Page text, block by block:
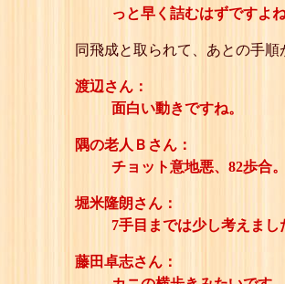
っと早く詰むはずですよね
同飛成と取られて、あとの手
渡辺さん：
面白い動きですね。
隅の老人Ｂさん：
チョット意地悪、82歩合
堀米隆朗さん：
7手目までは少し考えまし
藤田卓志さん：